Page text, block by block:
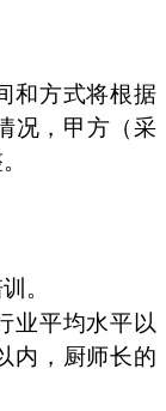
和方式将根据
况，甲方（采
。
业平均水平以
内，厨师长的